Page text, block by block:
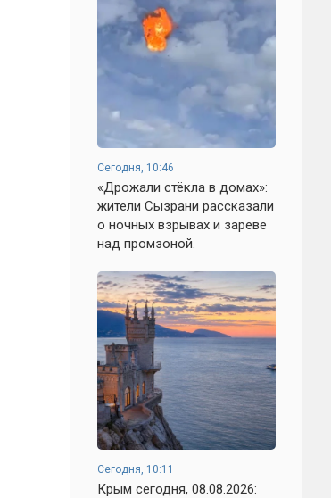
Сегодня, 10:46
«Дрожали стёкла в домах»:
жители Сызрани рассказали
о ночных взрывах и зареве
над промзоной.
Сегодня, 10:11
Крым сегодня, 08.08.2026: